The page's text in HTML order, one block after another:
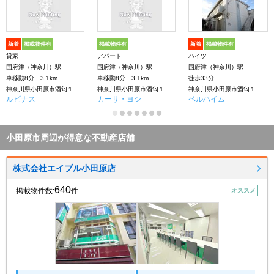
新着 掲載物件有
貸家
国府津（神奈川）駅
車移動8分 3.1km
ルピナス
掲載物件有
アパート
国府津（神奈川）駅
車移動8分 3.1km
カーサ・ヨシ
新着 掲載物件有
ハイツ
国府津（神奈川）駅
徒歩33分
ベルハイム
小田原市周辺が得意な不動産店舗
株式会社エイブル小田原店
掲載物件数:640件 オススメ